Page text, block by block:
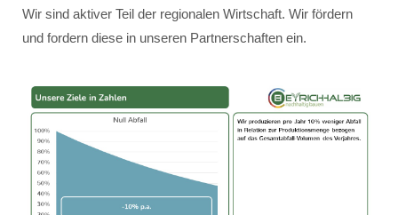
Wir sind aktiver Teil der regionalen Wirtschaft. Wir fördern
und fordern diese in unseren Partnerschaften ein.